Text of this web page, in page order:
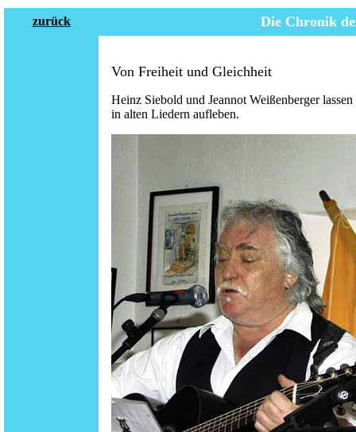
zurück Die Chronik
Von Freiheit und Gleichheit
Heinz Siebold und Jeannot Weißenberger
in alten Liedern aufleben.